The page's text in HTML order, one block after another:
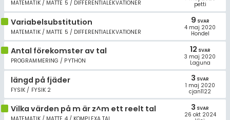
MATEMATIK / MATTE 5 / DIFFERENTIALEKVATIONER
petti
Variabelsubstitution
MATEMATIK / MATTE 5 / DIFFERENTIALEKVATIONER
9 SVAR
4 maj 2020
Hondel
Antal förekomster av tal
PROGRAMMERING / PYTHON
12 SVAR
3 maj 2020
Laguna
längd på fjäder
FYSIK / FYSIK 2
3 SVAR
1 maj 2020
cjan1122
Vilka värden på m är z^m ett reelt tal 3 SVAR
26 okt 2024